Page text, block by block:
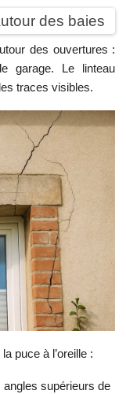
des baies
des ouvertures :
garage. Le linteau
traces visibles.
puce à l’oreille :
angles supérieurs de